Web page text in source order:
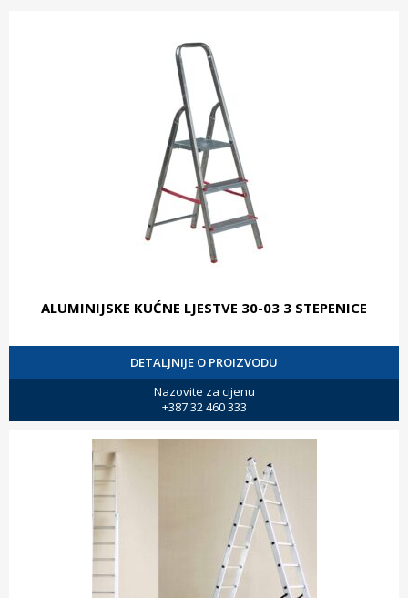
ALUMINIJSKE KUĆNE LJESTVE 30-03 3 STEPENICE
DETALJNIJE O PROIZVODU
Nazovite za cijenu
+387 32 460 333